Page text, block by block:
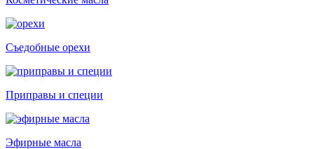
Съедобные орехи
Приправы и специи
Эфирные масла